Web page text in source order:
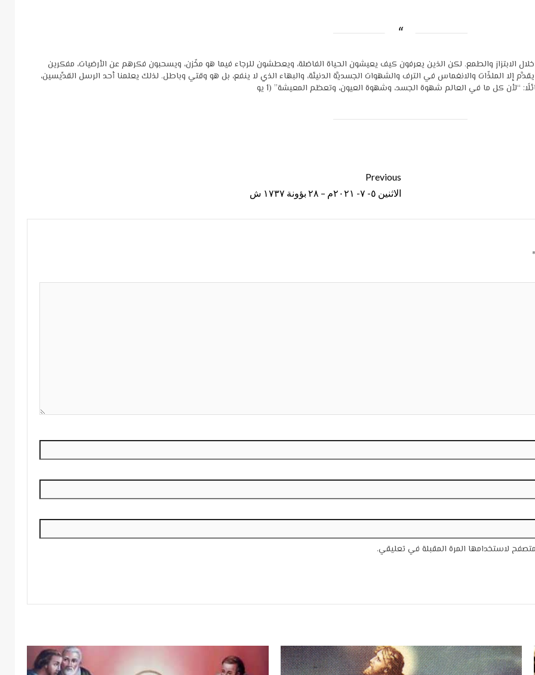
الابتزاز والطمع. لكن الذين يعرفون كيف يعيشون الحياة الفاضلة، ويعطشون للرجاء فيما هو مخّزن، ويسحبون فكرهم عن الأرضيات، مفكرين
إلا الملذّات والانغماس في الترف والشهوات الجسديَّة الدنيئة، والبهاء الذي لا ينفع، بل هو وقتي وباطل. لذلك يعلمنا أحد الرسل القدِّيسين،
“لأن كل ما في العالم شهوة الجسد، وشهوة العيون، وتعظم المعيشة” (1 يو
Previous
الاثنين ٥- ٧- ٢٠٢١م – ٢٨ بؤونة ١٧٣٧ ش
*
لاستخدامها المرة المقبلة في تعليقي.